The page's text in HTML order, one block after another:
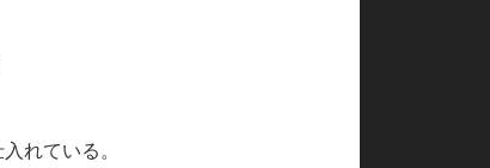
れている。